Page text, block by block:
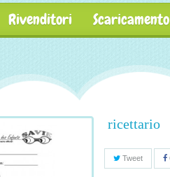
Rivenditori Scaricamento
ricettario
Tweet